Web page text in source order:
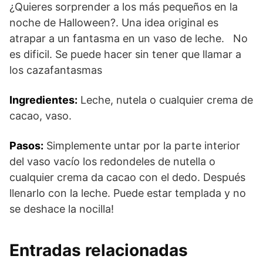
¿Quieres sorprender a los más pequeños en la
noche de Halloween?. Una idea original es
atrapar a un fantasma en un vaso de leche. No
es dificil. Se puede hacer sin tener que llamar a
los cazafantasmas
Ingredientes: Leche, nutela o cualquier crema de
cacao, vaso.
Pasos: Simplemente untar por la parte interior
del vaso vacío los redondeles de nutella o
cualquier crema da cacao con el dedo. Después
llenarlo con la leche. Puede estar templada y no
se deshace la nocilla!
Entradas relacionadas